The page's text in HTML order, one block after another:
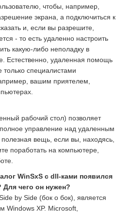
чтобы, например,
экрана, а подключиться к
и, если вы разрешите,
- то есть удаленно настроить
какую-либо неполадку в
Естественно, удаленная помощь
только специалистами
вашим приятелем,
рабочий стол) позволяет
полное управление над удаленным
вещь, если вы, находясь,
поработать на компьютере,
WinSxS с dll-ками появился
Для чего он нужен?
by Side (бок о бок), является
Windows XP. Microsoft,